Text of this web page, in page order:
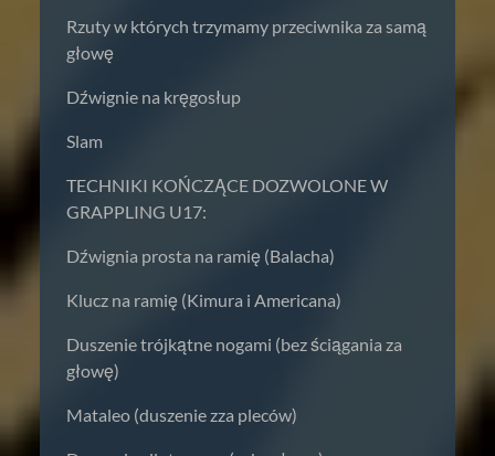
Rzuty w których trzymamy przeciwnika za samą
głowę
Dźwignie na kręgosłup
Slam
TECHNIKI KOŃCZĄCE DOZWOLONE W
GRAPPLING U17:
Dźwignia prosta na ramię (Balacha)
Klucz na ramię (Kimura i Americana)
Duszenie trójkątne nogami (bez ściągania za
głowę)
Mataleo (duszenie zza pleców)